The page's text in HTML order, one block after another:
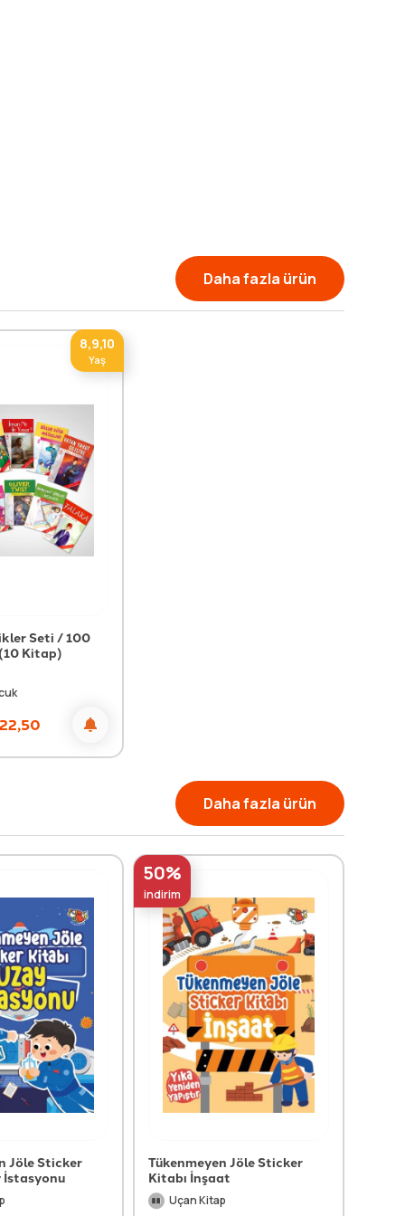
Daha fazla ürün
8,9,10
Yaş
Seti / 100
Kitap)
22,50
Daha fazla ürün
Jöle Sticker
İstasyonu
50%
indirim
Tükenmeyen Jöle Sticker
Kitabı İnşaat
Uçan Kitap